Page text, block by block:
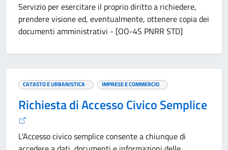
Servizio per esercitare il proprio diritto a richiedere,
prendere visione ed, eventualmente, ottenere copia dei
documenti amministrativi - [OO-4S PNRR STD]
CATASTO E URBANISTICA IMPRESE E COMMERCIO
Richiesta di Accesso Civico Semplice
L'Accesso civico semplice consente a chiunque di